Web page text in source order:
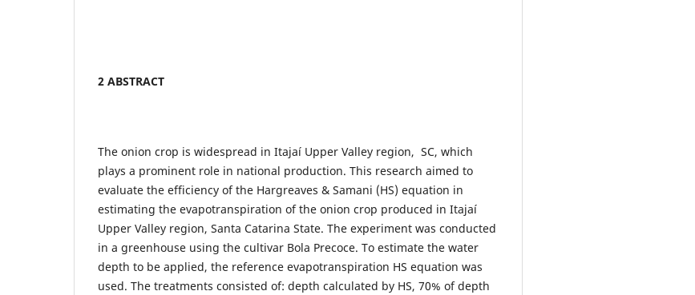
2 ABSTRACT
The onion crop is widespread in Itajaí Upper Valley region, SC, which
plays a prominent role in national production. This research aimed to
evaluate the efficiency of the Hargreaves & Samani (HS) equation in
estimating the evapotranspiration of the onion crop produced in Itajaí
Upper Valley region, Santa Catarina State. The experiment was conducted
in a greenhouse using the cultivar Bola Precoce. To estimate the water
depth to be applied, the reference evapotranspiration HS equation was
used. The treatments consisted of: depth calculated by HS, 70% of depth